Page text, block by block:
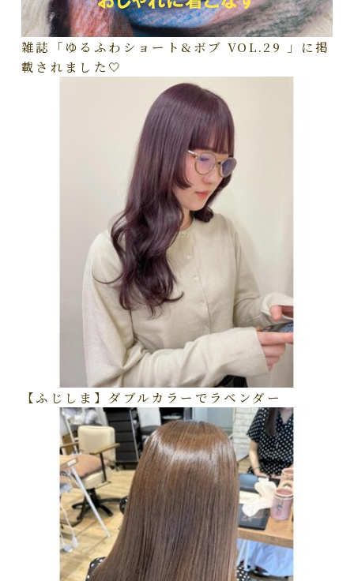
雑誌「ゆるふわショート&ボブ VOL.29 」に掲
載されました🤍
【ふじしま】ダブルカラーでラベンダー